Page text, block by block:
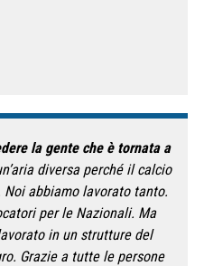
la gente che è tornata a
diversa perché il calcio
abbiamo lavorato tanto.
per le Nazionali. Ma
in un strutture del
Grazie a tutte le persone